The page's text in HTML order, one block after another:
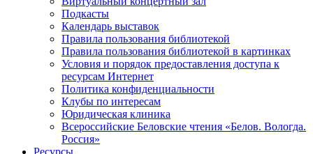
Подкасты
Календарь выставок
Правила пользования библиотекой
Правила пользования библиотекой в картинках
Условия и порядок предоставления доступа к
ресурсам Интернет
Политика конфиденциальности
Клубы по интересам
Юридическая клиника
Всероссийские Беловские чтения «Белов. Вологда.
Россия»
Ресурсы